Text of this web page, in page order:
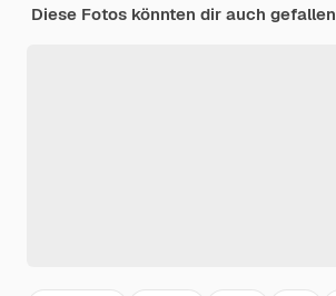
Diese Fotos könnten dir auch gefallen